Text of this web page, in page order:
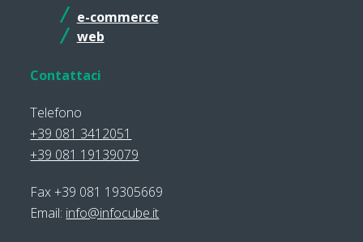
e-commerce
web
Contattaci
Telefono
+39 081 3412051
+39 081 19139079
Fax +39 081 19305669
Email: info@infocube.it